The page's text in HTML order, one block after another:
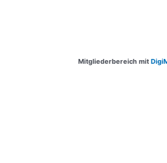
Mitgliederbereich mit